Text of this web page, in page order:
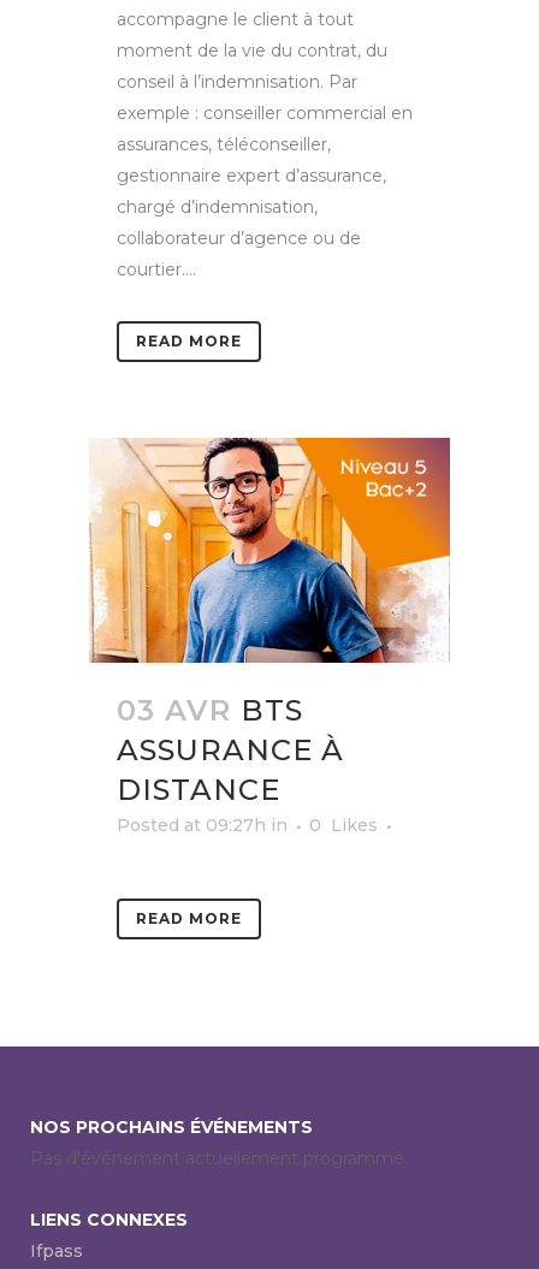
accompagne le client à tout
moment de la vie du contrat, du
conseil à l’indemnisation. Par
exemple : conseiller commercial en
assurances, téléconseiller,
gestionnaire expert d’assurance,
chargé d’indemnisation,
collaborateur d’agence ou de
courtier....
READ MORE
03 AVR BTS
ASSURANCE À
DISTANCE
Posted at 09:27h in 0 Likes
READ MORE
NOS PROCHAINS ÉVÉNEMENTS
Pas d'événement actuellement programmé.
LIENS CONNEXES
Ifpass